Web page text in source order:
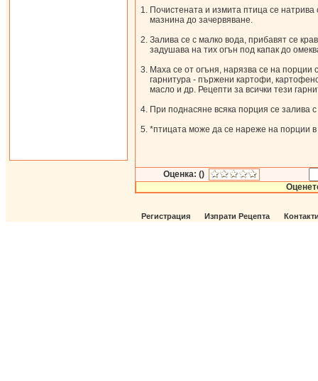
Почистената и измита птица се
мазнина до зачервяване.
Залива се с малко вода, прибавят се
задушава на тих огън под капак до
Маха се от огъня, нарязва се на
гарнитура - пържени картофи,
масло и др. Рецепти за всички тези
При поднасяне всяка порция се залива
*птицата може да се нареже на порции
Оценка: ()
Регистрация Изпрати Рецепта